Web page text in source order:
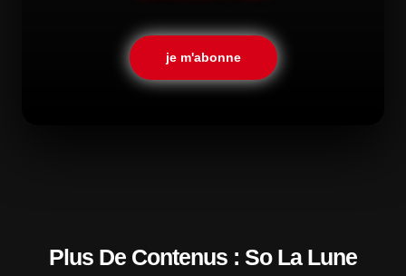
je m'abonne
Plus De Contenus : So La Lune